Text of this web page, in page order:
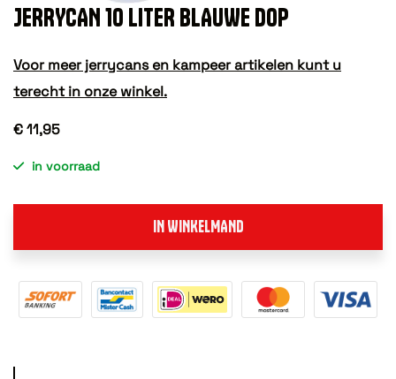
JERRYCAN 10 LITER BLAUWE DOP
Voor meer jerrycans en kampeer artikelen kunt u
terecht in onze winkel.
€ 11,95
in voorraad
IN WINKELMAND